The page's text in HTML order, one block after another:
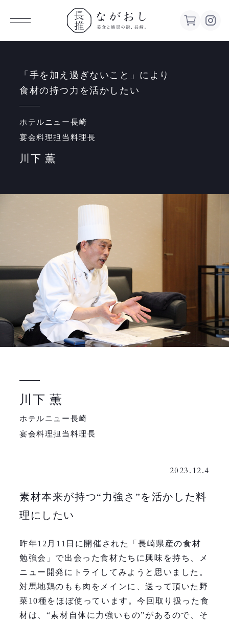
ながお
し 美食
街、長
「手を加え過ぎないこと」により
食材の持つ力を活かしたい
ホテルニュー長崎
宴会料理担当料理長
川下 薫
川下 薫
ホテルニュー長崎
宴会料理担当料理長
2023.12.4
素材本来が持つ“力強さ”を活かした料
理にしたい
昨年12月11日に開催された「長崎県産の食材
勉強会」で出会った食材たちに興味を持ち、メ
ニュー開発にトライしてみようと思いました。
対馬地鶏のもも肉をメインに、送って頂いた野
菜10種をほぼ使っています。今回取り扱った食
材は、“素材自体に力強いもの”があるので、そ